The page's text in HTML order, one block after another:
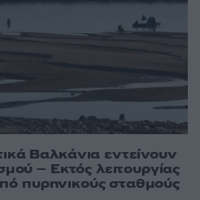
Βαλκάνια εντείνουν
– Εκτός λειτουργίας
πυρηνικούς σταθμούς